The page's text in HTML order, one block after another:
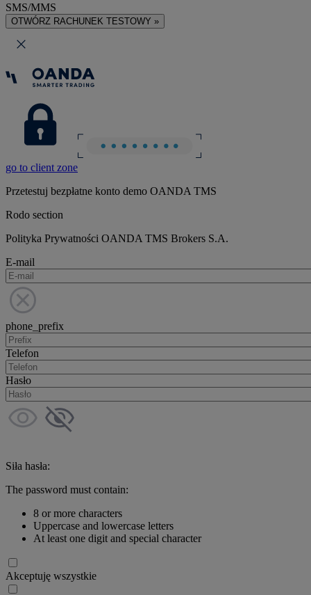
SMS/MMS
OTWÓRZ RACHUNEK TESTOWY »
go to client zone
Przetestuj bezpłatne konto demo OANDA TMS
Rodo section
Polityka Prywatności OANDA TMS Brokers S.A.
E-mail
phone_prefix
Telefon
Hasło
Siła hasła:
The password must contain:
8 or more characters
Uppercase and lowercase letters
At least one digit and special character
Akceptuję wszystkie